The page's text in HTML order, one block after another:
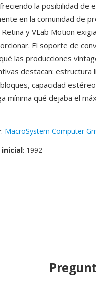
la posibilidad de
en la comunidad de
y VLab Motion
El soporte de
las producciones
destacan: estructura
capacidad
mínima qué dejaba el
: MacroSystem Computer
inicial: 1992